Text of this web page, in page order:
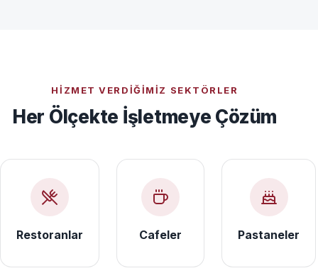
HIZMET VERDIĞIMIZ SEKTÖRLER
Her Ölçekte İşletmeye Çözüm
Restoranlar Cafeler Pastaneler